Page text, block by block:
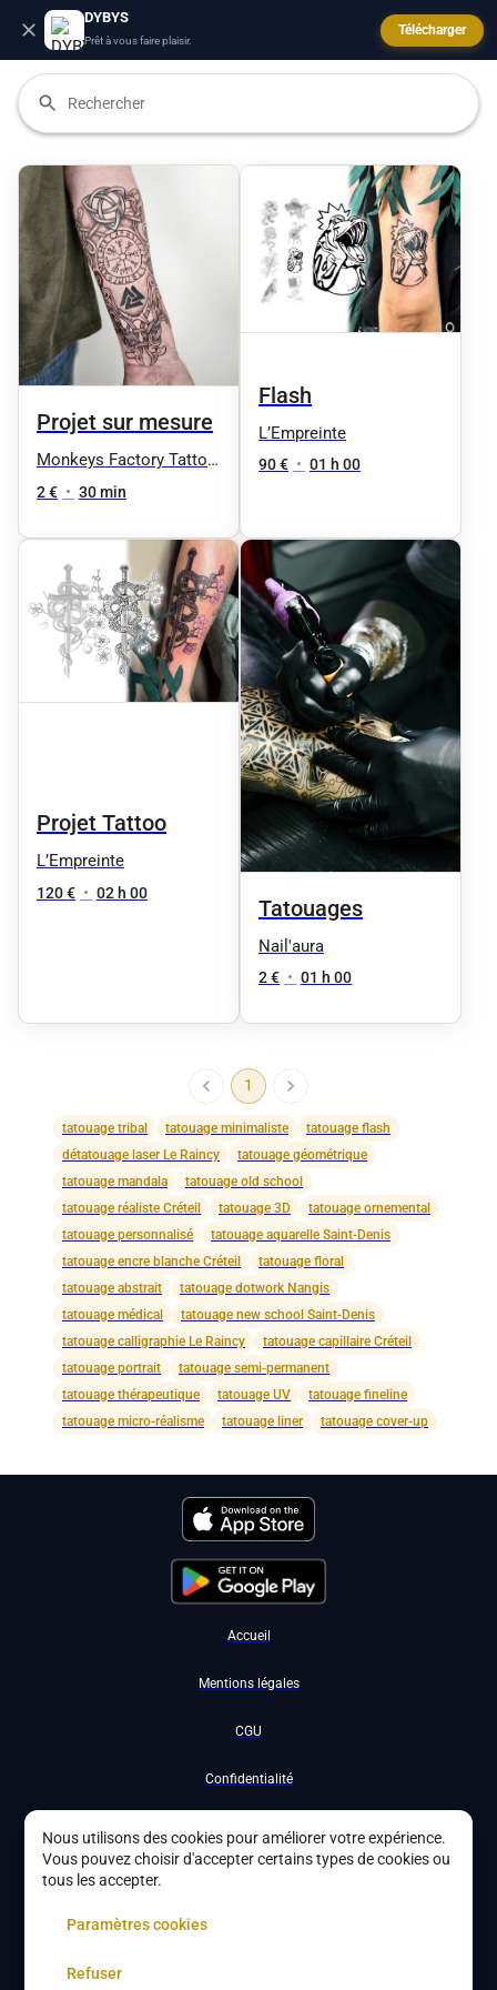
DYBYS
Prêt à vous faire plaisir.
Télécharger
Projet sur mesure
Monkeys Factory Tattoo
& Art
2 € • 30 min
Flash
L’Empreinte
90 € • 01 h 00
Projet Tattoo
L’Empreinte
120 € • 02 h 00
Tatouages
Nail'aura
2 € • 01 h 00
1
tatouage tribal tatouage minimaliste
tatouage flash
détatouage laser Le Raincy
tatouage géométrique
tatouage mandala
tatouage old school
tatouage réaliste Créteil
tatouage 3D
tatouage ornemental
tatouage personnalisé
tatouage aquarelle Saint-Denis
tatouage encre blanche Créteil
tatouage floral
tatouage abstrait
tatouage dotwork Nangis
tatouage médical
tatouage new school Saint-Denis
tatouage calligraphie Le Raincy
tatouage capillaire Créteil
tatouage portrait
tatouage semi-permanent
tatouage thérapeutique
tatouage UV
tatouage fineline
tatouage micro-réalisme
tatouage liner tatouage cover-up
Accueil
Mentions légales
CGU
Confidentialité
Nous utilisons des cookies pour améliorer votre expérience.
Vous pouvez choisir d'accepter certains types de cookies ou
tous les accepter.
Paramètres cookies
Refuser